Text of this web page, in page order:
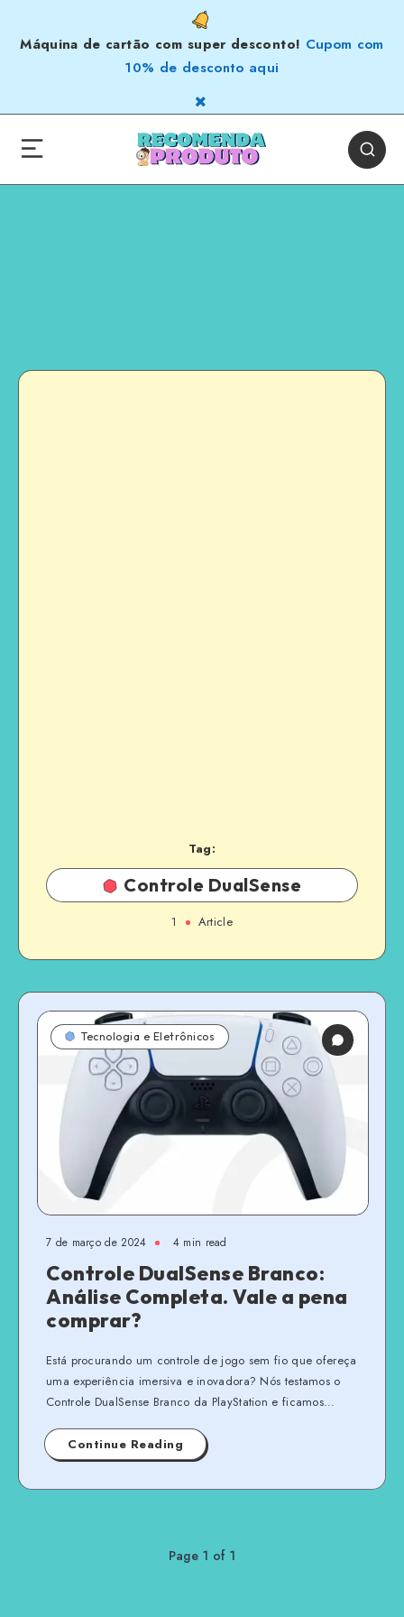
Máquina de cartão com super desconto! Cupom com
10% de desconto aqui
Tag:
Controle DualSense
1 Article
Tecnologia e Eletrônicos
7 de março de 2024 4 min read
Controle DualSense Branco:
Análise Completa. Vale a pena
comprar?
Está procurando um controle de jogo sem fio que ofereça
uma experiência imersiva e inovadora? Nós testamos o
Controle DualSense Branco da PlayStation e ficamos…
Continue Reading
Page 1 of 1